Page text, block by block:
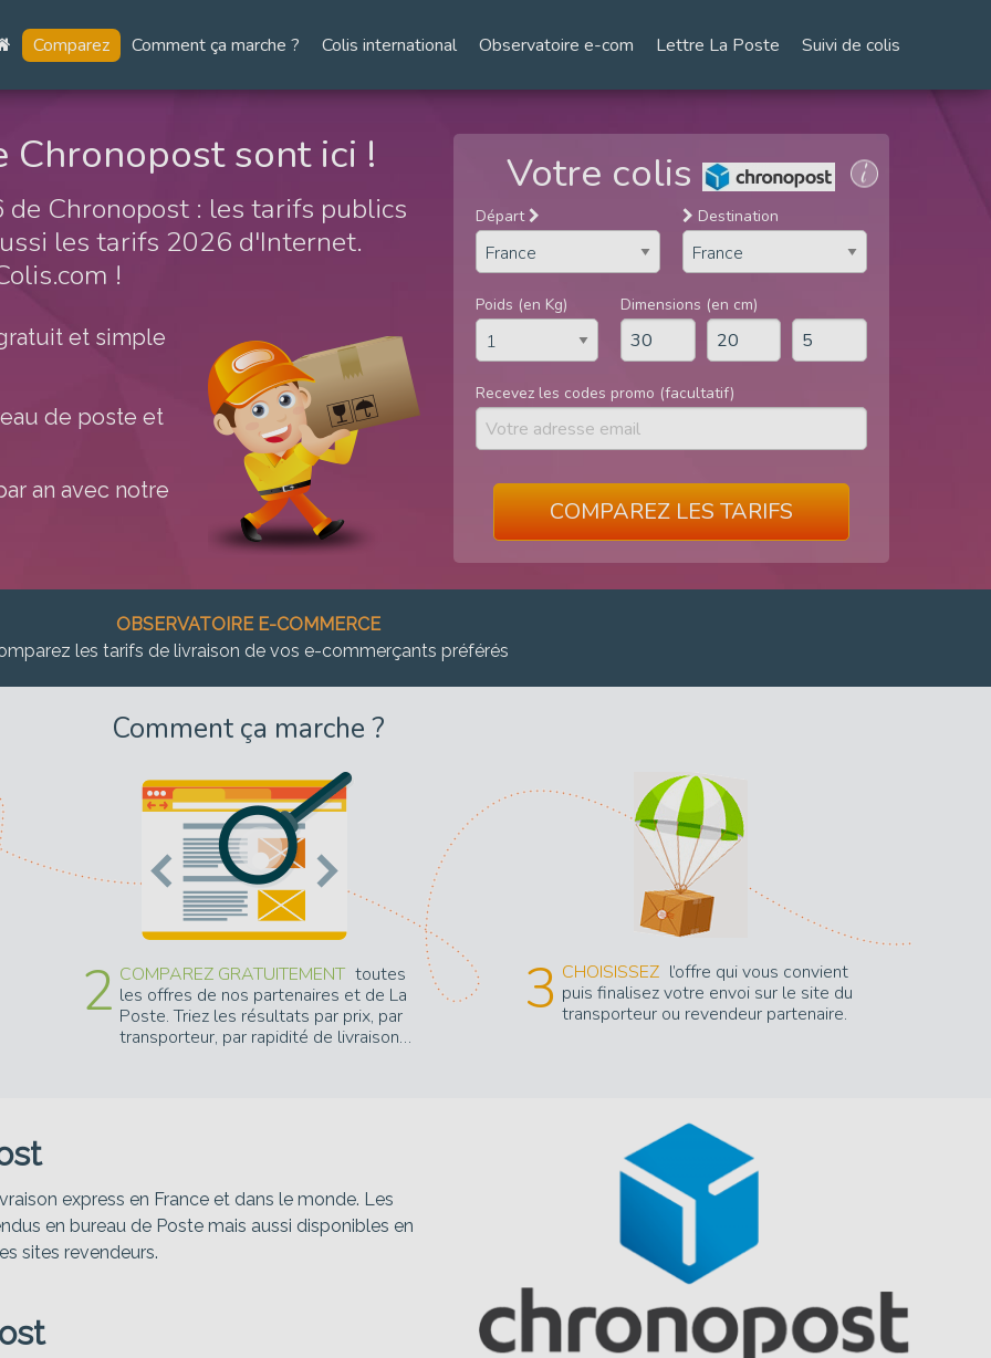
Comparez Comment ça marche ? Colis international Observatoire e-com Lettre La Poste Suivi de colis
sont ici !
Chronopost : les tarifs publics
les tarifs 2026 d'Internet.
!
et simple
de poste et
an avec notre
Votre colis
Départ Destination
Poids (en Kg) Dimensions (en cm)
Recevez les codes promo (facultatif)
COMPAREZ LES TARIFS
OBSERVATOIRE E-COMMERCE
les tarifs de livraison de vos e-commerçants préférés
Comment ça marche ?
2 COMPAREZ GRATUITEMENT toutes
les offres de nos partenaires et de La
Poste. Triez les résultats par prix, par
transporteur, par rapidité de livraison…
3 CHOISISSEZ l’offre qui vous convient
puis finalisez votre envoi sur le site du
transporteur ou revendeur partenaire.
express en France et dans le monde. Les
en bureau de Poste mais aussi disponibles en
sites revendeurs.